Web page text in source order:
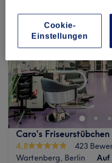
Caro's Friseurstübchen
4,8
423
Wartenberg, Berlin
Auf
Cookie-
Einstellungen